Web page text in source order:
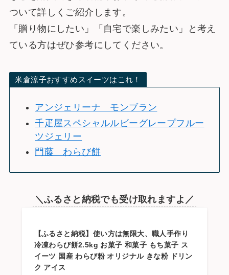
ついて詳しくご紹介します。
「贈り物にしたい」「自宅で楽しみたい」と考え
ている方はぜひ参考にしてください。
米倉涼子おすすめスイーツはこれ！
アンジェリーナ モンブラン
千疋屋スペシャルルビーグレープフルー
ツジェリー
門藤 わらび餅
＼ふるさと納税でも受け取れますよ／
【ふるさと納税】使い方は無限大、職人手作り
冷凍わらび餅2.5kg お菓子 和菓子 もち菓子 ス
イーツ 国産 わらび粉 オリジナル きな粉 ドリン
ク アイス